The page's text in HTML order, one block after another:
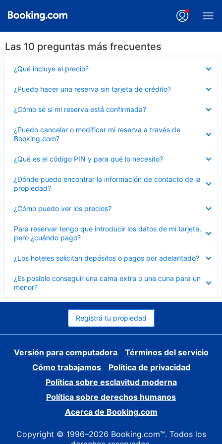
Las 10 preguntas más frecuentes
¿Qué incluye el precio?
cerrado
¿Puedo hacer una reserva sin tarjeta de crédito?
cerrado
¿Cómo sé si mi reserva está confirmada?
cerrado
¿Puedo cancelar o modificar mi reserva a través de
Booking.com?
cerrado
¿Qué es el código PIN y para qué lo necesito?
cerrado
¿Dónde puedo encontrar la información de contacto de la
propiedad?
cerrado
¿Cómo puedo ver los precios?
cerrado
Para reservar tengo que introducir los datos de mi tarjeta,
pero ¿cuándo pago?
cerrado
¿Los hoteles solicitan depósitos o pagos por adelantado?
cerrado
¿Es posible conseguir una cama extra o una cuna para un
menor?
cerrado
Registrá tu propiedad
Versión para computadora
Términos del servicio
Cómo trabajamos
Política de privacidad
Política sobre esclavitud moderna
Política sobre derechos humanos
Acerca de Booking.com
Copyright © 1996–2026 Booking.com™. Todos los